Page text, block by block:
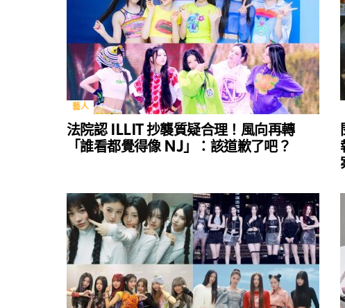
藝人
法院認 ILLIT 抄襲質疑合理！風向再轉
「誰看都覺得像 NJ」：該道歉了吧？